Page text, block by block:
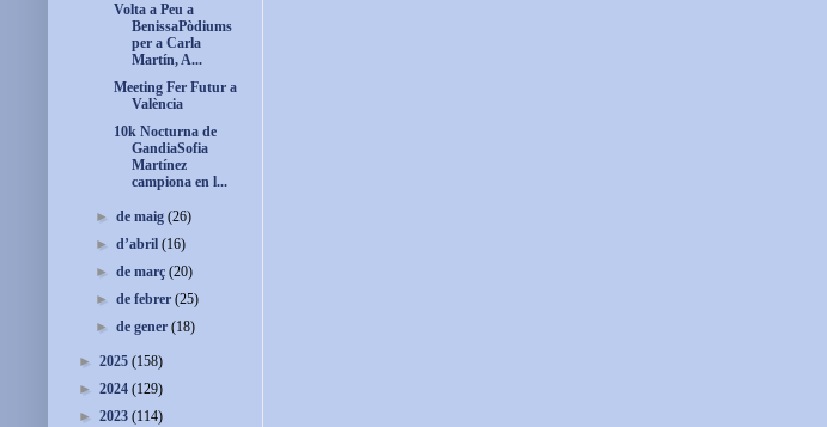
Volta a Peu a
BenissaPòdiums
per a Carla
Martín, A...
Meeting Fer Futur a
València
10k Nocturna de
GandiaSofia
Martínez
campiona en l...
►de maig(26)
►d’abril(16)
►de març(20)
►de febrer(25)
►de gener(18)
► 2025 (158)
► 2024 (129)
► 2023 (114)